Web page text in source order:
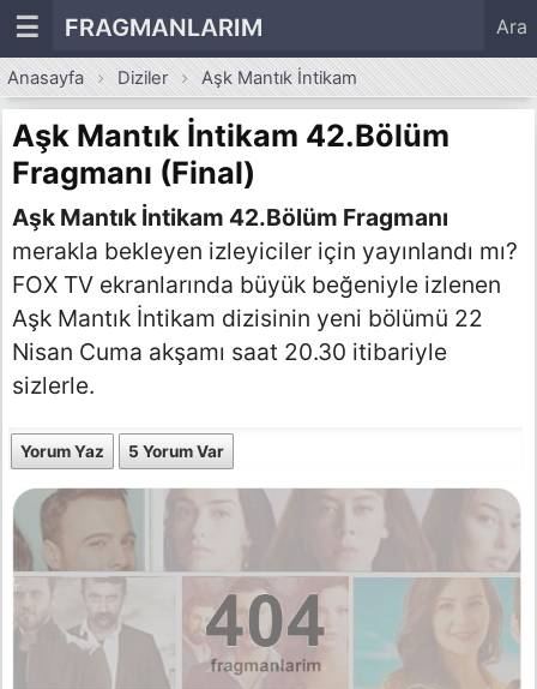
☰ FRAGMANLARIM Ara
Anasayfa Diziler Aşk Mantık İntikam
Aşk Mantık İntikam 42.Bölüm
Fragmanı (Final)
Aşk Mantık İntikam 42.Bölüm Fragmanı
merakla bekleyen izleyiciler için yayınlandı mı?
FOX TV ekranlarında büyük beğeniyle izlenen
Aşk Mantık İntikam dizisinin yeni bölümü 22
Nisan Cuma akşamı saat 20.30 itibariyle
sizlerle.
Yorum Yaz 5 Yorum Var